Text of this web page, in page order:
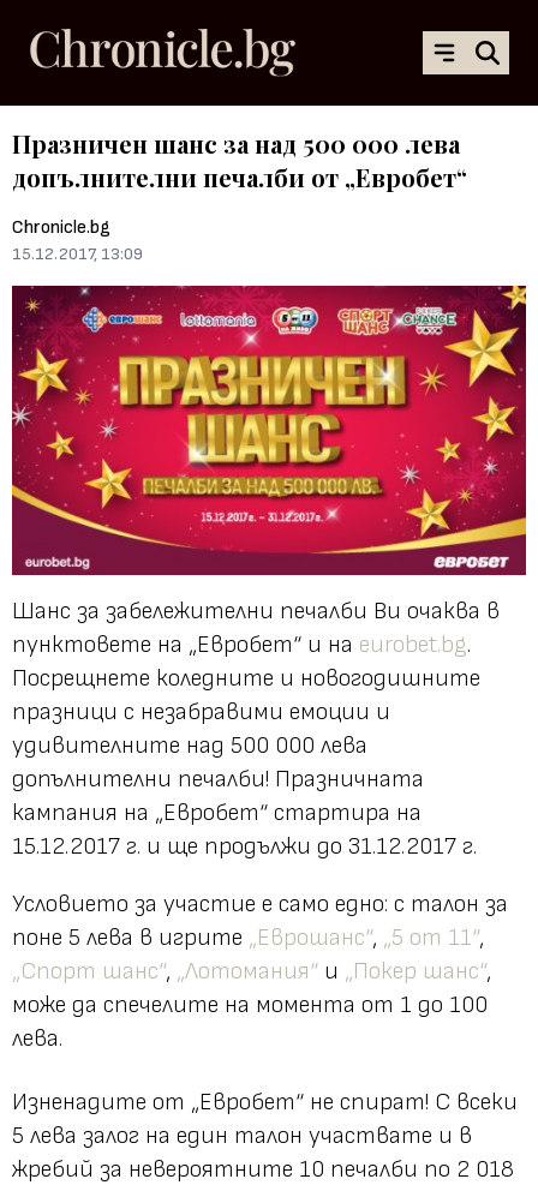
Празничен шанс за над 500 000 лева
допълнителни печалби от „Евробет“
Chronicle.bg
15.12.2017, 13:09
Шанс за забележителни печалби Ви очаква в
пунктовете на „Евробет“ и на eurobet.bg.
Посрещнете коледните и новогодишните
празници с незабравими емоции и
удивителните над 500 000 лева
допълнителни печалби! Празничната
кампания на „Евробет“ стартира на
15.12.2017 г. и ще продължи до 31.12.2017 г.
Условието за участие е само едно: с талон за
поне 5 лева в игрите „Еврошанс“, „5 от 11“,
„Спорт шанс“, „Лотомания“ и „Покер шанс“,
може да спечелите на момента от 1 до 100
лева.
Изненадите от „Евробет“ не спират! С всеки
5 лева залог на един талон участвате и в
жребий за невероятните 10 печалби по 2 018